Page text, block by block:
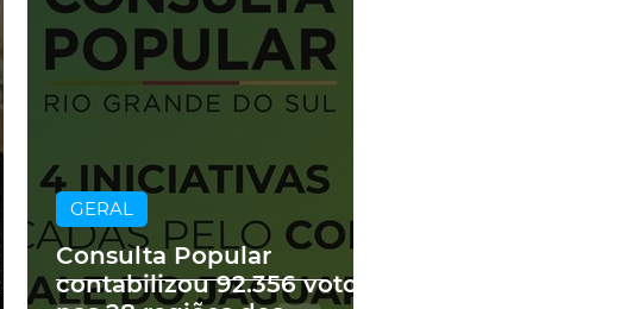
Consulta Popular
contabilizou 92.356 votos
GERAL